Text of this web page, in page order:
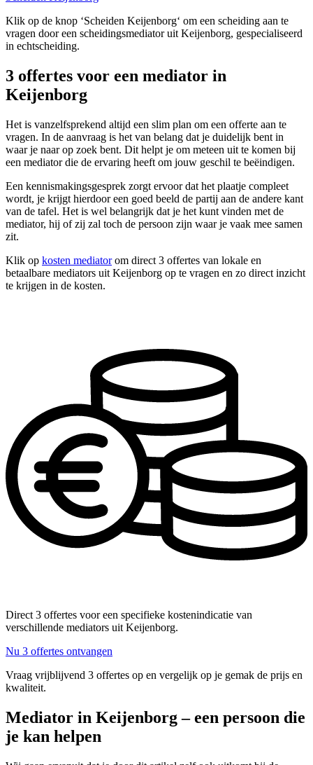
Klik op de knop ‘Scheiden Keijenborg‘ om een scheiding aan te
vragen door een scheidingsmediator uit Keijenborg, gespecialiseerd
in echtscheiding.
3 offertes voor een mediator in
Keijenborg
Het is vanzelfsprekend altijd een slim plan om een offerte aan te
vragen. In de aanvraag is het van belang dat je duidelijk bent in
waar je naar op zoek bent. Dit helpt je om meteen uit te komen bij
een mediator die de ervaring heeft om jouw geschil te beëindigen.
Een kennismakingsgesprek zorgt ervoor dat het plaatje compleet
wordt, je krijgt hierdoor een goed beeld de partij aan de andere kant
van de tafel. Het is wel belangrijk dat je het kunt vinden met de
mediator, hij of zij zal toch de persoon zijn waar je vaak mee samen
zit.
Klik op kosten mediatorom direct 3 offertes van lokale en
betaalbare mediators uit Keijenborg op te vragen en zo direct inzicht
te krijgen in de kosten.
Direct 3 offertes voor een specifieke kostenindicatie van
verschillende mediators uit Keijenborg.
Nu 3 offertes ontvangen
Vraag vrijblijvend 3 offertes op en vergelijk op je gemak de prijs en
kwaliteit.
Mediator in Keijenborg – een persoon die
je kan helpen